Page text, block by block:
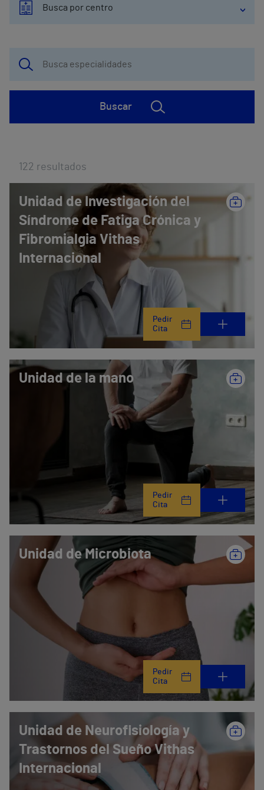
Busca por centro
Buscar
122 resultados
Unidad de Investigación del
Síndrome de Fatiga Crónica y
Fibromialgia Vithas
Internacional
Pedir
Cita
Unidad de la mano
Pedir
Cita
Unidad de Microbiota
Pedir
Cita
Unidad de Neurofisiología y
Trastornos del Sueño Vithas
Internacional